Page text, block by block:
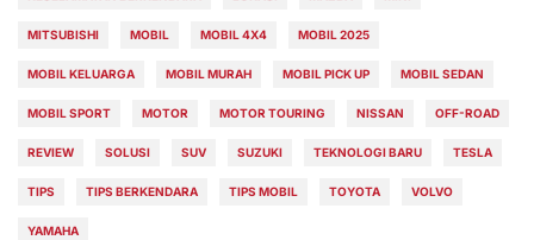
MITSUBISHI MOBIL MOBIL 4X4 MOBIL 2025
MOBIL KELUARGA MOBIL MURAH MOBIL PICK UP MOBIL SEDAN
MOBIL SPORT MOTOR MOTOR TOURING NISSAN OFF-ROAD
REVIEW SOLUSI SUV SUZUKI TEKNOLOGI BARU TESLA
TIPS TIPS BERKENDARA TIPS MOBIL TOYOTA VOLVO
YAMAHA